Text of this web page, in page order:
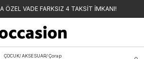
ÖZEL VADE FARKSIZ 4 TAKSİT İMKANI!
ÇOCUK/AKSESUAR/Çorap